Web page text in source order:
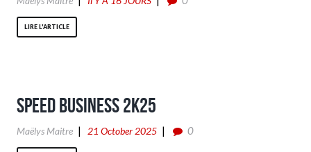
LIRE L'ARTICLE
SPEED BUSINESS 2K25
Maëlys Maitre 21 October 2025 0